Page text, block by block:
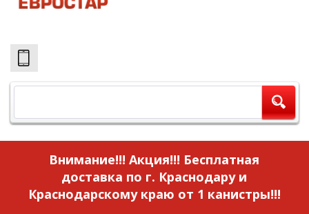
Внимание!!! Акция!!! Бесплатная
доставка по г. Краснодару и
Краснодарскому краю от 1 канистры!!!